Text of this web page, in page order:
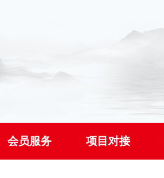
会员服务 项目对接